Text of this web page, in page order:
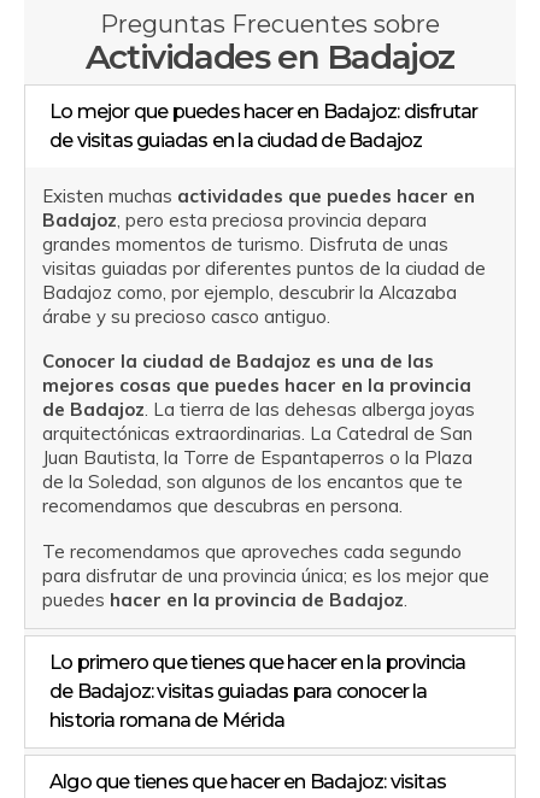
Preguntas Frecuentes sobre
Actividades en Badajoz
Lo mejor que puedes hacer en Badajoz: disfrutar
de visitas guiadas en la ciudad de Badajoz
Existen muchas actividades que puedes hacer en
Badajoz, pero esta preciosa provincia depara
grandes momentos de turismo. Disfruta de unas
visitas guiadas por diferentes puntos de la ciudad de
Badajoz como, por ejemplo, descubrir la Alcazaba
árabe y su precioso casco antiguo.
Conocer la ciudad de Badajoz es una de las
mejores cosas que puedes hacer en la provincia
de Badajoz. La tierra de las dehesas alberga joyas
arquitectónicas extraordinarias. La Catedral de San
Juan Bautista, la Torre de Espantaperros o la Plaza
de la Soledad, son algunos de los encantos que te
recomendamos que descubras en persona.
Te recomendamos que aproveches cada segundo
para disfrutar de una provincia única; es los mejor que
puedes hacer en la provincia de Badajoz
Lo primero que tienes que hacer en la provincia
de Badajoz: visitas guiadas para conocer la
historia romana de Mérida
Algo que tienes que hacer en Badajoz: visitas